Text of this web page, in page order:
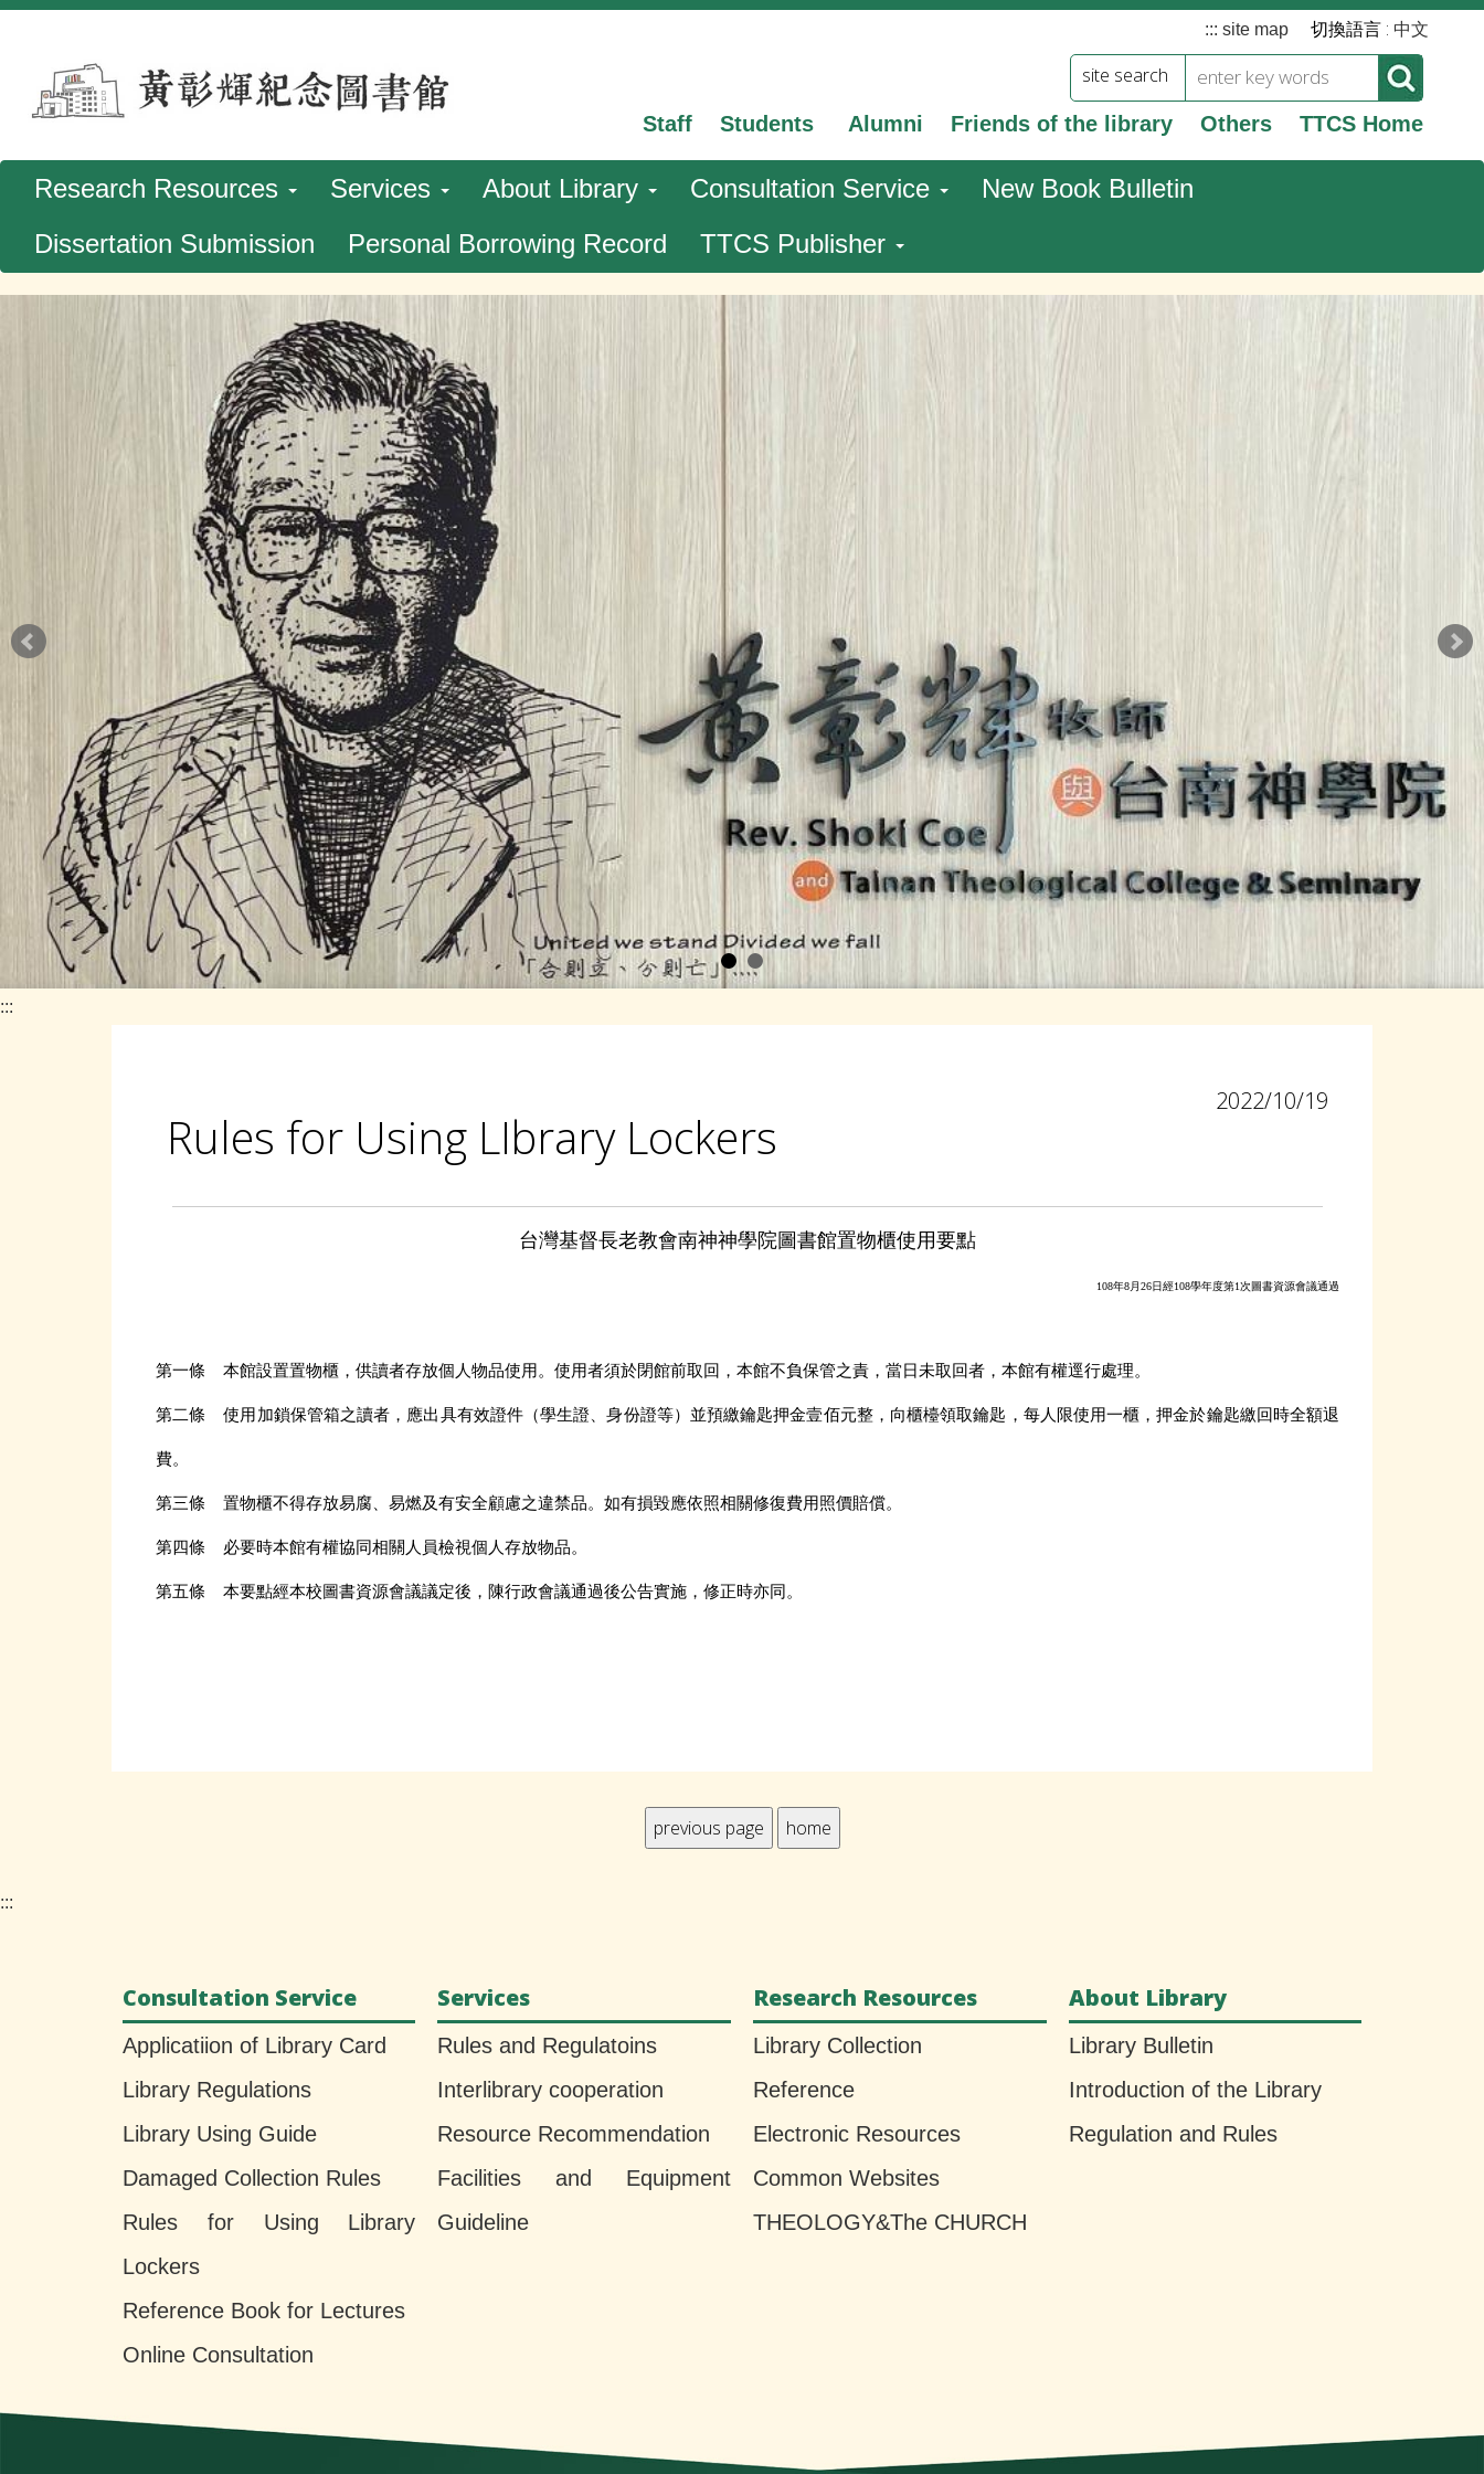
跳
內
::: site map 切換語言 : 中文
site search
Staff
Students Alumni Friends of the library Others TTCS Home
Research Resources Services About Library Consultation Service
New Book Bulletin
Dissertation Submission
Personal Borrowing Record TTCS Publisher
:::
Rules for Using LIbrary Lockers
2022/10/19
台灣基督長老教會南神神學院圖書館置物櫃使用要點
108年8月26日經108學年度第1次圖書資源會議通過
第一條 本館設置置物櫃，供讀者存放個人物品使用。使用者須於閉館前取回，本館不負保管之責，當日未取回者，本館有權逕行處理。
第二條 使用加鎖保管箱之讀者，應出具有效證件（學生證、身份證等）並預繳鑰匙押金壹佰元整，向櫃檯領取鑰匙，每人限使用一櫃，押金於鑰匙繳回時全額退
費。
第三條 置物櫃不得存放易腐、易燃及有安全顧慮之違禁品。如有損毀應依照相關修復費用照價賠償。
第四條 必要時本館有權協同相關人員檢視個人存放物品。
第五條 本要點經本校圖書資源會議議定後，陳行政會議通過後公告實施，修正時亦同。
:::
Consultation Service
Applicatiion of Library Card
Library Regulations
Library Using Guide
Damaged Collection Rules
Rules for Using Library
Lockers
Reference Book for Lectures
Online Consultation
Services
Rules and Regulatoins
Interlibrary cooperation
Resource Recommendation
Facilities and Equipment
Guideline
Research Resources
Library Collection
Reference
Electronic Resources
Common Websites
THEOLOGY&The CHURCH
About Library
Library Bulletin
Introduction of the Library
Regulation and Rules